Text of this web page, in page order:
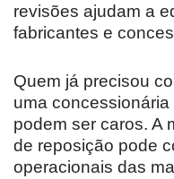
revisões ajudam a
fabricantes e
Quem já precisou
uma
podem ser caros. A
de reposição pode
operacionais das